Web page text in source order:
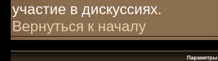
участие в дискуссиях.
Вернуться к началу
Параметры